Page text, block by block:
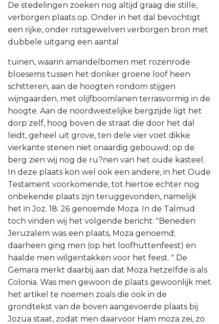
De stedelingen zoeken nog altijd graag die stille,
verborgen plaats op. Onder in het dal bevochtigt
een rijke, onder rotsgewelven verborgen bron met
dubbele uitgang een aantal
tuinen, waarin amandelbomen met rozenrode
bloesems tussen het donker groene loof heen
schitteren, aan de hoogten rondom stijgen
wijngaarden, met olijfboomlanen terrasvormig in de
hoogte. Aan de noordwestelijke bergzijde ligt het
dorp zelf, hoog boven de straat die door het dal
leidt, geheel uit grove, ten dele vier voet dikke
vierkante stenen niet onaardig gebouwd; op de
berg zien wij nog de ru?nen van het oude kasteel.
In deze plaats kon wel ook een andere, in het Oude
Testament voorkomende, tot hiertoe echter nog
onbekende plaats zijn teruggevonden, namelijk
het in Joz. 18: 26 genoemde Moza. In de Talmud
toch vinden wij het volgende bericht: "Beneden
Jeruzalem was een plaats, Moza genoemd;
daarheen ging men (op het loofhuttenfeest) en
haalde men wilgentakken voor het feest. " De
Gemara merkt daarbij aan dat Moza hetzelfde is als
Colonia. Was men gewoon de plaats gewoonlijk met
het artikel te noemen zoals die ook in de
grondtekst van de boven aangevoerde plaats bij
Jozua staat, zodat men daarvoor Ham moza zei, zo